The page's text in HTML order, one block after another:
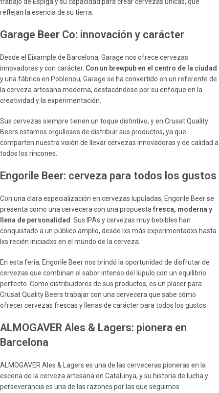
trabajo de Espiga y su capacidad para crear cervezas únicas, que
reflejan la esencia de su tierra.
Garage Beer Co: innovación y carácter
Desde el Eixample de Barcelona, Garage nos ofrece cervezas
innovadoras y con carácter. Con un brewpub en el centro de la ciudad
y una fábrica en Poblenou, Garage se ha convertido en un referente de
la cerveza artesana moderna, destacándose por su enfoque en la
creatividad y la experimentación.
Sus cervezas siempre tienen un toque distintivo, y en Crusat Quality
Beers estamos orgullosos de distribuir sus productos, ya que
comparten nuestra visión de llevar cervezas innovadoras y de calidad a
todos los rincones.
Engorile Beer: cerveza para todos los gustos
Con una clara especialización en cervezas lupuladas, Engorile Beer se
presenta como una cervecera con una propuestafresca, moderna y
llena de personalidad . Sus IPAs y cervezas muy bebibles han
conquistado a un público amplio, desde lxs más experimentadxs hasta
lxs recién iniciadxs en el mundo de la cerveza.
En esta feria, Engorile Beer nos brindó la oportunidad de disfrutar de
cervezas que combinan el sabor intenso del lúpulo con un equilibrio
perfecto. Como distribuidores de sus productos, es un placer para
Crusat Quality Beers trabajar con una cervecera que sabe cómo
ofrecer cervezas frescas y llenas de carácter para todos los gustos.
ALMOGAVER Ales & Lagers: pionera en
Barcelona
ALMOGAVER Ales & Lagers es una de las cerveceras pioneras en la
escena de la cerveza artesana en Catalunya, y su historia de lucha y
perseveranciaes una de las razones por las que seguimos